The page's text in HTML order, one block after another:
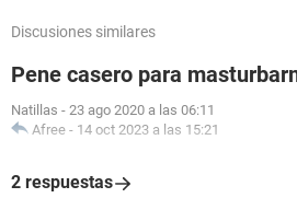
Discusiones similares
Pene casero para
Natillas - 23 ago 2020 a las 06:11
Afree - 14 oct 2023 a las 15:21
2 respuestas